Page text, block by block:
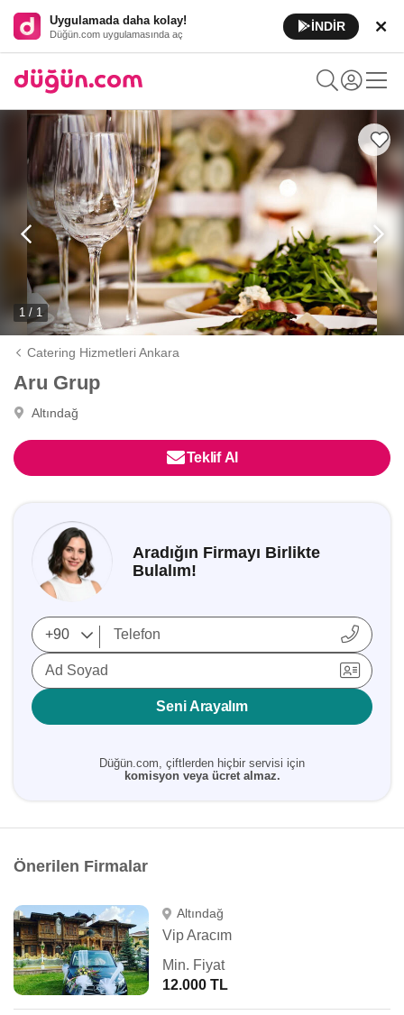
Uygulamada daha kolay!
Düğün.com uygulamasında aç
İNDİR
1 / 1
Catering Hizmetleri Ankara
Aru Grup
Altındağ
Teklif Al
Aradığın Firmayı Birlikte
Bulalım!
Ad Soyad
Seni Arayalım
Düğün.com, çiftlerden hiçbir servisi için
komisyon veya ücret almaz.
Önerilen Firmalar
Altındağ
Vip Aracım
Min. Fiyat
12.000 TL